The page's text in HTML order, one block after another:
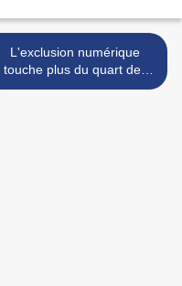
L'exclusion numérique
touche plus du quart des
personnes âgées, surtout